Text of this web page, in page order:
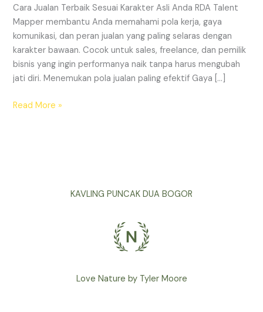
Cara Jualan Terbaik Sesuai Karakter Asli Anda RDA Talent
Mapper membantu Anda memahami pola kerja, gaya
komunikasi, dan peran jualan yang paling selaras dengan
karakter bawaan. Cocok untuk sales, freelance, dan pemilik
bisnis yang ingin performanya naik tanpa harus mengubah
jati diri. Menemukan pola jualan paling efektif Gaya […]
Read More »
KAVLING PUNCAK DUA BOGOR
Love Nature by Tyler Moore